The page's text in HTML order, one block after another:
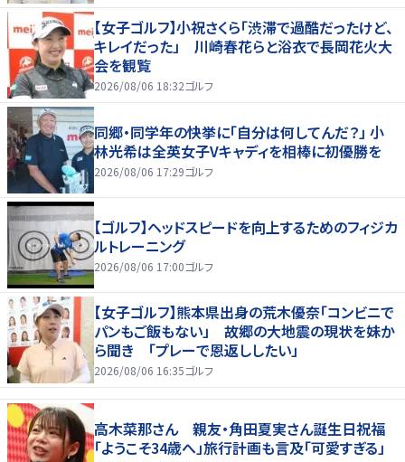
【女子ゴルフ】小祝さくら「渋滞で過酷だったけど、
キレイだった」 川崎春花らと浴衣で長岡花火大
会を観覧
2026/08/06 18:32ゴルフ
同郷・同学年の快挙に「自分は何してんだ？」 小
林光希は全英女子Vキャディを相棒に初優勝を
2026/08/06 17:29ゴルフ
【ゴルフ】ヘッドスピードを向上するためのフィジカ
ルトレーニング
2026/08/06 17:00ゴルフ
【女子ゴルフ】熊本県出身の荒木優奈「コンビニで
パンもご飯もない」 故郷の大地震の現状を妹か
ら聞き 「プレーで恩返ししたい」
2026/08/06 16:35ゴルフ
高木菜那さん 親友・角田夏実さん誕生日祝福
「ようこそ34歳へ」旅行計画も言及「可愛すぎる」